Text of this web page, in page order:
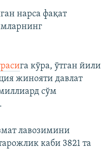
нарса фақат
га кўра, ўтган йили
жинояти давлат
сўм
лавозимини
каби 3821 та